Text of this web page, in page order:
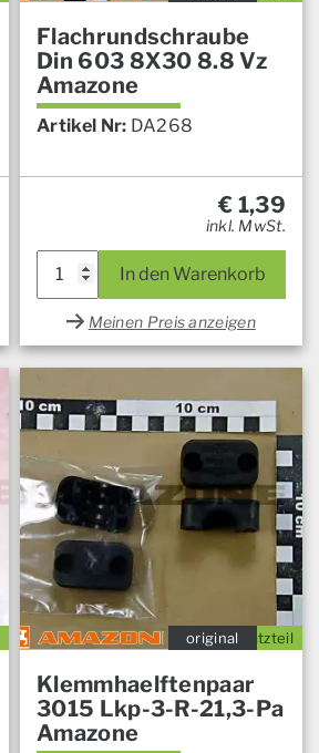
Flachrundschraube
Din 603 8X30 8.8 Vz
Amazone
Artikel Nr: DA268
€ 1,39
inkl. MwSt.
In den Warenkorb
Meinen Preis anzeigen
Ersatzteil
original
Klemmhaelftenpaar
3015 Lkp-3-R-21,3-Pa
Amazone